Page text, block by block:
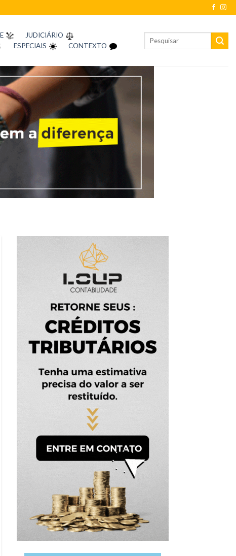
JUDICIÁRIO
ESPECIAIS CONTEXTO